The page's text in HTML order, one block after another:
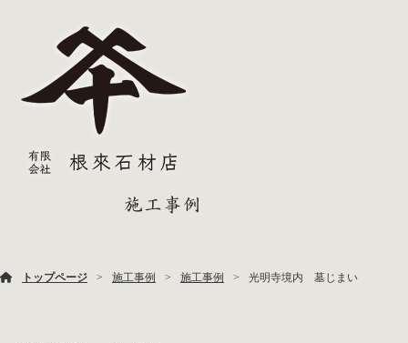
施工事例
トップページ 施工事例 施工事例 光明寺境内 墓じまい